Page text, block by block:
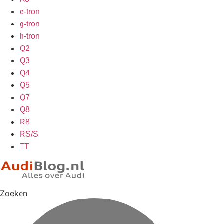
e-tron
g-tron
h-tron
Q2
Q3
Q4
Q5
Q7
Q8
R8
RS/S
TT
Zoeken